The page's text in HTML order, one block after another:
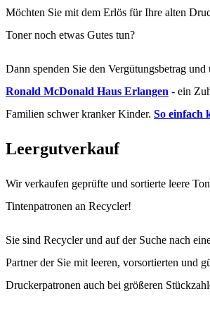
Möchten Sie mit dem Erlös für Ihre alten
Toner noch etwas Gutes tun?
Dann spenden Sie den Vergütungsbetrag und
Ronald McDonald Haus Erlangen - ein
Familien schwer kranker Kinder. So einfach
Leergutverkauf
Wir verkaufen geprüfte und sortierte leere
Tintenpatronen an Recycler!
Sie sind Recycler und auf der Suche nach
Partner der Sie mit leeren, vorsortierten und
Druckerpatronen auch bei größeren